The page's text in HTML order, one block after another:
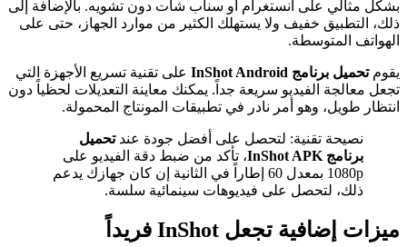
بشكل مثالي على انستغرام أو سناب شات دون تشويه. بالإضافة إلى
ذلك، التطبيق خفيف ولا يستهلك الكثير من موارد الجهاز، حتى على
الهواتف المتوسطة.
يقومتحميل برنامج InShot Android
على تقنية تسريع الأجهزة التي
تجعل معالجة الفيديو سريعة جداً. يمكنك معاينة التعديلات لحظياً دون
انتظار طويل، وهو أمر نادر في تطبيقات المونتاج المحمولة.
نصيحة تقنية: لتحصل على أفضل جودة عندتحميل
برنامج InShot APK
، تأكد من ضبط دقة الفيديو على
1080p بمعدل 60 إطاراً في الثانية إن كان جهازك يدعم
ذلك، لتحصل على فيديوهات سينمائية سلسة.
ميزات إضافية تجعل InShot فريداً